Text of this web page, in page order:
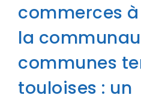
commerces
la
communes
touloises : un